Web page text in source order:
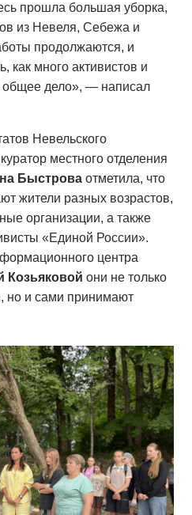
прошла большая уборка,
из Невеля, Себежа и
продолжаются, и
как много активистов и
дело», — написал
Невельского
местного отделения
Быстрова отметила, что
жители разных возрастов,
организации, а также
«Единой России».
центра
Козьяковой они не только
но и сами принимают